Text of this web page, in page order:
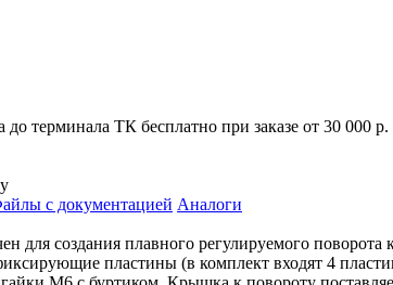
терминала ТК бесплатно при заказе от 30 000 р.
с документацией Аналоги
для создания плавного регулируемого поворота
пластины (в комплект входят 4